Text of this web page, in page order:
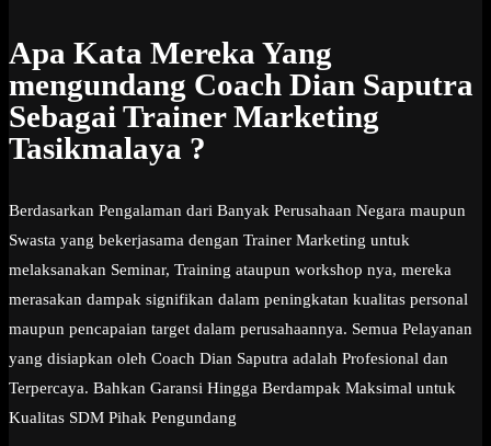
Apa Kata Mereka Yang
mengundang Coach Dian Saputra
Sebagai Trainer Marketing
Tasikmalaya ?
Berdasarkan Pengalaman dari Banyak Perusahaan Negara maupun
Swasta yang bekerjasama dengan Trainer Marketing untuk
melaksanakan Seminar, Training ataupun workshop nya, mereka
merasakan dampak signifikan dalam peningkatan kualitas personal
maupun pencapaian target dalam perusahaannya. Semua Pelayanan
yang disiapkan oleh Coach Dian Saputra adalah Profesional dan
Terpercaya. Bahkan Garansi Hingga Berdampak Maksimal untuk
Kualitas SDM Pihak Pengundang